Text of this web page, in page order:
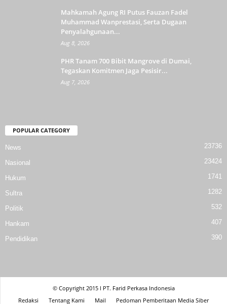
Mahkamah Agung RI Putus Fauzan Fadel
Muhammad Wanprestasi, Serta Dugaan
Penyalahgunaan...
Aug 8, 2026
PHR Tanam 700 Bibit Mangrove di Dumai,
Tegaskan Komitmen Jaga Pesisir...
Aug 7, 2026
POPULAR CATEGORY
News 23736
Nasional 23424
Hukum 1741
Sultra 1282
Politik 532
Hankam 407
Pendidikan 390
© Copyright 2015 l PT. Farid Perkasa Indonesia
Redaksi
Tentang Kami Mail Pedoman Pemberitaan Media Siber